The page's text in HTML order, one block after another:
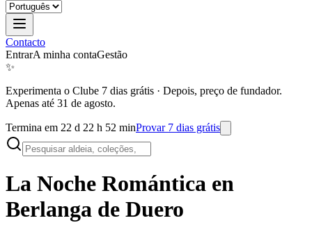
Contacto
EntrarA minha contaGestão
✨
Experimenta o Clube 7 dias grátis · Depois, preço de fundador.
Apenas até 31 de agosto.
Termina em 22 d 22 h 52 minProvar 7 dias grátis
La Noche Romántica en
Berlanga de Duero